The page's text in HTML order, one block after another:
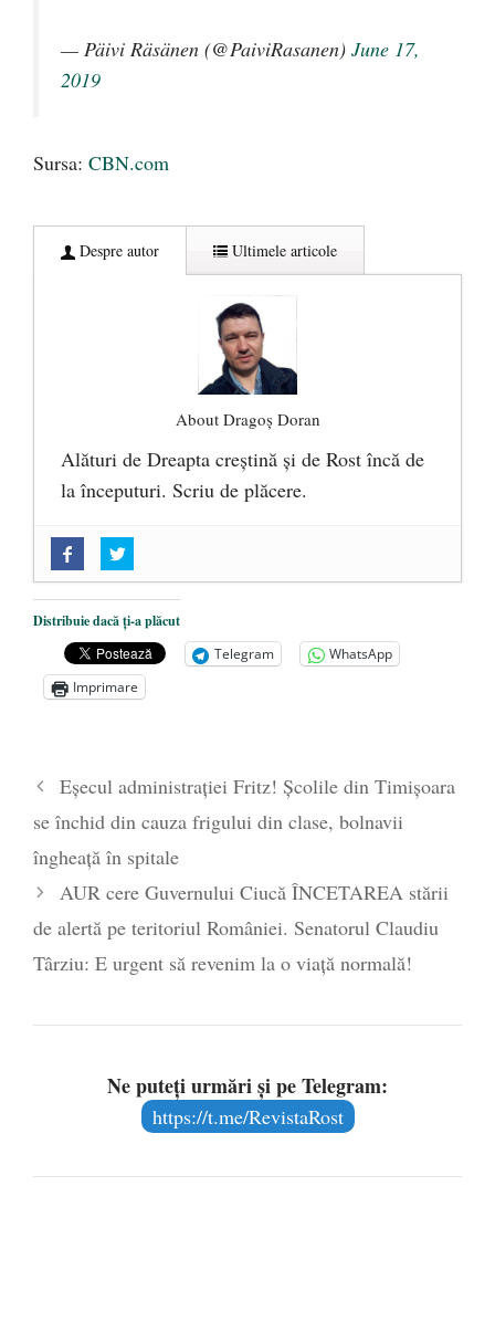
— Päivi Räsänen (@PaiviRasanen) June 17,
2019
Sursa: CBN.com
Despre autor Ultimele articole
About Dragoș Doran
Alături de Dreapta creștină și de Rost încă de
la începuturi. Scriu de plăcere.
„Acum nu e momentul”
O nouă autostradă distruge pădurea
amazoniană, pentru summitul climatic
COP30 - 14 martie 2025
Alegeri controlate
Distribuie dacă ți-a plăcut
Telegram
WhatsApp
Imprimare
Eșecul administrației Fritz! Școlile din Timișoara
se închid din cauza frigului din clase, bolnavii
îngheață în spitale
AUR cere Guvernului Ciucă ÎNCETAREA stării
de alertă pe teritoriul României. Senatorul Claudiu
Târziu: E urgent să revenim la o viață normală!
Ne puteți urmări și pe Telegram:
https://t.me/RevistaRost